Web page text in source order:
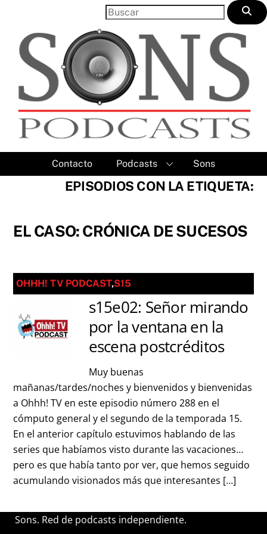
content
Contacto Podcasts Sons
EPISODIOS CON LA ETIQUETA:
EL CASO: CRÓNICA DE SUCESOS
OHHH! TV PODCAST,S15
s15e02: Señor mirando
por la ventana en la
escena postcréditos
Muy buenas
mañanas/tardes/noches y bienvenidos y bienvenidas
a Ohhh! TV en este episodio número 288 en el
cómputo general y el segundo de la temporada 15.
En el anterior capítulo estuvimos hablando de las
series que habíamos visto durante las vacaciones…
pero es que había tanto por ver, que hemos seguido
acumulando visionados más que interesantes […]
Sons. Red de podcasts independiente.